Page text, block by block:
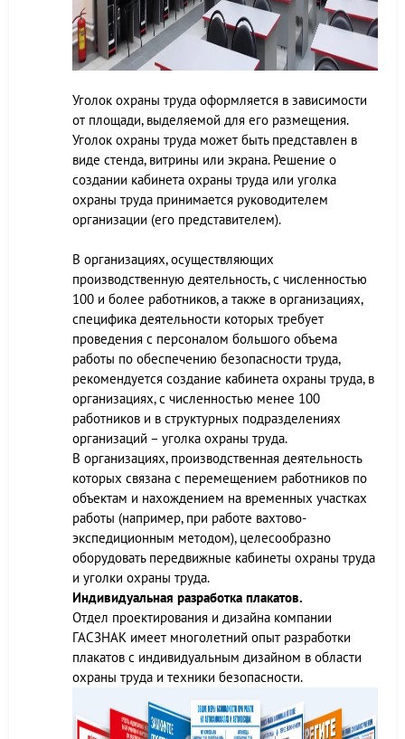
Уголок охраны труда оформляется в зависимости
от площади, выделяемой для его размещения.
Уголок охраны труда может быть представлен в
виде стенда, витрины или экрана. Решение о
создании кабинета охраны труда или уголка
охраны труда принимается руководителем
организации (его представителем).
В организациях, осуществляющих
производственную деятельность, с численностью
100 и более работников, а также в организациях,
специфика деятельности которых требует
проведения с персоналом большого объема
работы по обеспечению безопасности труда,
рекомендуется создание кабинета охраны труда, в
организациях, с численностью менее 100
работников и в структурных подразделениях
организаций – уголка охраны труда.
В организациях, производственная деятельность
которых связана с перемещением работников по
объектам и нахождением на временных участках
работы (например, при работе вахтово-
экспедиционным методом), целесообразно
оборудовать передвижные кабинеты охраны труда
и уголки охраны труда.
Индивидуальная разработка плакатов.
Отдел проектирования и дизайна компании
ГАСЗНАК имеет многолетний опыт разработки
плакатов с индивидуальным дизайном в области
охраны труда и техники безопасности.